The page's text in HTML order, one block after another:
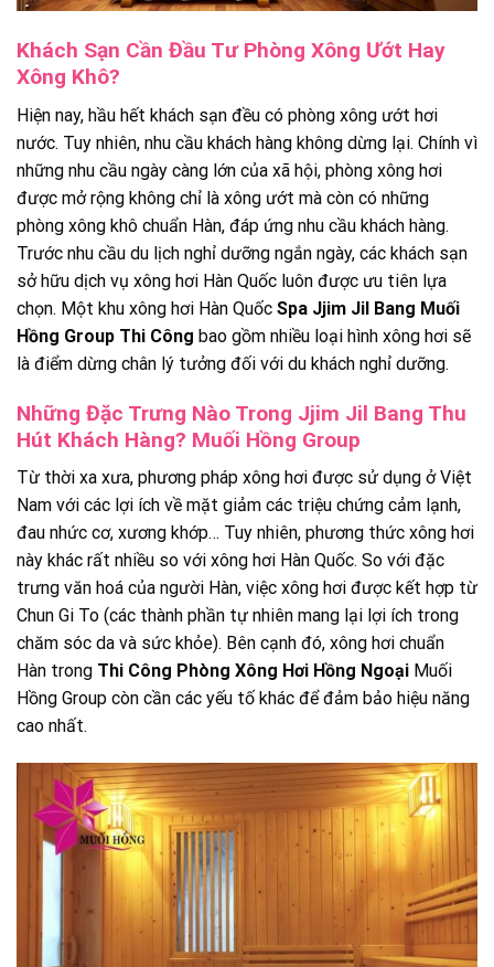
Khách Sạn Cần Đầu Tư Phòng Xông Ướt Hay
Xông Khô?
Hiện nay, hầu hết khách sạn đều có phòng xông ướt hơi
nước. Tuy nhiên, nhu cầu khách hàng không dừng lại. Chính vì
những nhu cầu ngày càng lớn của xã hội, phòng xông hơi
được mở rộng không chỉ là xông ướt mà còn có những
phòng xông khô chuẩn Hàn, đáp ứng nhu cầu khách hàng.
Trước nhu cầu du lịch nghỉ dưỡng ngắn ngày, các khách sạn
sở hữu dịch vụ xông hơi Hàn Quốc luôn được ưu tiên lựa
chọn. Một khu xông hơi Hàn Quốc Spa Jjim Jil Bang Muối
Hồng Group Thi Công bao gồm nhiều loại hình xông hơi sẽ
là điểm dừng chân lý tưởng đối với du khách nghỉ dưỡng.
Những Đặc Trưng Nào Trong Jjim Jil Bang Thu
Hút Khách Hàng? Muối Hồng Group
Từ thời xa xưa, phương pháp xông hơi được sử dụng ở Việt
Nam với các lợi ích về mặt giảm các triệu chứng cảm lạnh,
đau nhức cơ, xương khớp… Tuy nhiên, phương thức xông hơi
này khác rất nhiều so với xông hơi Hàn Quốc. So với đặc
trưng văn hoá của người Hàn, việc xông hơi được kết hợp từ
Chun Gi To (các thành phần tự nhiên mang lại lợi ích trong
chăm sóc da và sức khỏe). Bên cạnh đó, xông hơi chuẩn
Hàn trong Thi Công Phòng Xông Hơi Hồng Ngoại Muối
Hồng Group còn cần các yếu tố khác để đảm bảo hiệu năng
cao nhất.